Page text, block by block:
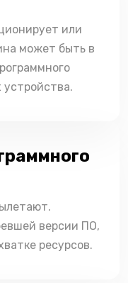
или
может быть в
устройства.
версии ПО,
ресурсов.